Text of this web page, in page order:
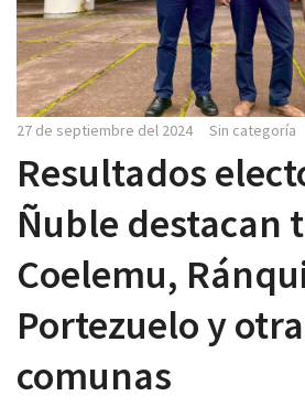
27 de septiembre del 2024 Sin categoría
Resultados
Ñuble destacan
Coelemu,
Portezuelo y
comunas